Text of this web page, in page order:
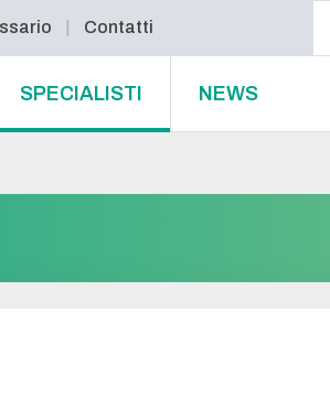
Contatti
SPECIALISTI NEWS